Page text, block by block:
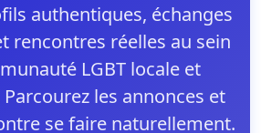
authentiques, échanges
rencontres réelles au sein
LGBT locale et
les annonces et
se faire naturellement.